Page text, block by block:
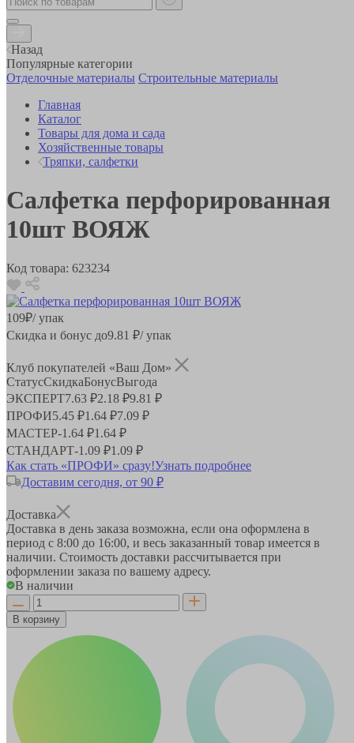
Назад
Популярные категории
Отделочные материалы Строительные материалы
Главная
Каталог
Товары для дома и сада
Хозяйственные товары
Тряпки, салфетки
Салфетка перфорированная
10шт ВОЯЖ
Код товара: 623234
109₽/ упак
Скидка и бонус до9.81 ₽/ упак
Клуб покупателей «Ваш Дом»
СтатусСкидкаБонусВыгода
ЭКСПЕРТ7.63 ₽2.18 ₽9.81 ₽
ПРОФИ5.45 ₽1.64 ₽7.09 ₽
МАСТЕР-1.64 ₽1.64 ₽
СТАНДАРТ-1.09 ₽1.09 ₽
Как стать «ПРОФИ» сразу!Узнать подробнее
Доставим сегодня, от 90 ₽
Доставка
Доставка в день заказа возможна, если она оформлена в
период с 8:00 до 16:00, и весь заказанный товар имеется в
наличии. Стоимость доставки рассчитывается при
оформлении заказа по вашему адресу.
В наличии
В корзину